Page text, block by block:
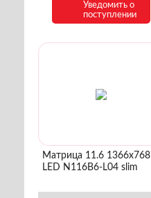
Уведомить о
поступлении
Матрица 11.6 1366x768
LED N116B6-L04 slim